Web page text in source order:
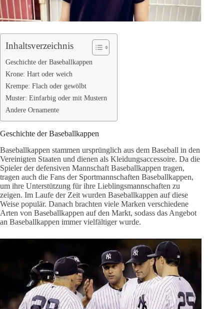
Inhaltsverzeichnis
Geschichte der Baseballkappen
Krone: Hart oder weich
Krempe: Flach oder gewölbt
Muster: Einfarbig oder mit Mustern
Andere Ornamente
Geschichte der Baseballkappen
Baseballkappen stammen ursprünglich aus dem Baseball in den
Vereinigten Staaten und dienen als Kleidungsaccessoire. Da die
Spieler der defensiven Mannschaft Baseballkappen tragen,
tragen auch die Fans der Sportmannschaften Baseballkappen,
um ihre Unterstützung für ihre Lieblingsmannschaften zu
zeigen. Im Laufe der Zeit wurden Baseballkappen auf diese
Weise populär. Danach brachten viele Marken verschiedene
Arten von Baseballkappen auf den Markt, sodass das Angebot
an Baseballkappen immer vielfältiger wurde.